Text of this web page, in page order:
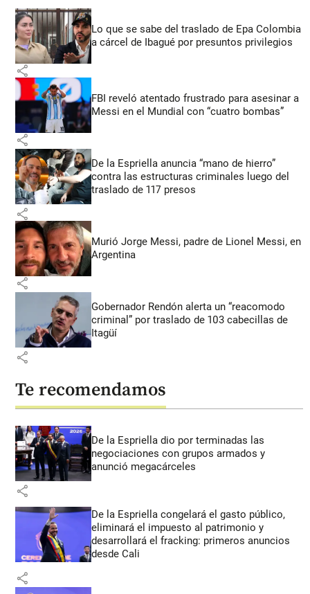
Lo que se sabe del traslado de Epa Colombia
a cárcel de Ibagué por presuntos privilegios
share
FBI reveló atentado frustrado para asesinar a
Messi en el Mundial con “cuatro bombas”
share
De la Espriella anuncia “mano de hierro”
contra las estructuras criminales luego del
traslado de 117 presos
share
Murió Jorge Messi, padre de Lionel Messi, en
Argentina
share
Gobernador Rendón alerta un “reacomodo
criminal” por traslado de 103 cabecillas de
Itagüí
share
Te recomendamos
De la Espriella dio por terminadas las
negociaciones con grupos armados y
anunció megacárceles
share
De la Espriella congelará el gasto público,
eliminará el impuesto al patrimonio y
desarrollará el fracking: primeros anuncios
desde Cali
share